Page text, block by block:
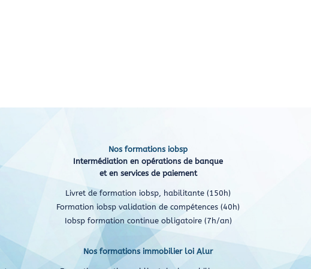
Nos formations iobsp
Intermédiation en opérations de banque
et en services de paiement
Livret de formation iobsp, habilitante (150h)
Formation iobsp validation de compétences (40h)
Iobsp formation continue obligatoire (7h/an)
Nos formations immobilier loi Alur